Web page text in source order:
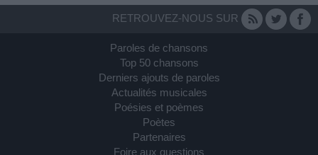
RETROUVEZ-NOUS SUR
Paroles de chansons
Top 50 chansons
Derniers ajouts de paroles
Actualités musicales
Poésies et poèmes
Poètes
Partenaires
Foire aux questions